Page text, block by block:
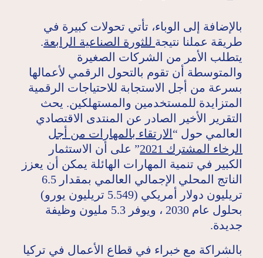
بالإضافة إلى الوباء، تأتي تحولات كبيرة في
طريقة عملنا نتيجة للثورة الصناعية الرابعة.
يتطلب الأمر من الشركات الصغيرة
والمتوسطة أن تقوم بالتحول الرقمي لأعمالها
بسرعة من أجل الاستجابة للاحتياجات الرقمية
المتزايدة للمستخدمين والمستهلكين. يحث
التقرير الأخير الصادر عن المنتدى الاقتصادي
العالمي حول “ الارتقاء بالمهارات من أجل
الرخاء المشترك 2021
” على أن الاستثمار
الكبير في تنمية المهارات الهائلة يمكن أن يعزز
الناتج المحلي الإجمالي العالمي بمقدار 6.5
تريليون دولار أمريكي (5.549 تريليون يورو)
بحلول عام 2030 ، ويوفر 5.3 مليون وظيفة
جديدة.
بالشراكة مع خبراء في قطاع الأعمال في تركيا